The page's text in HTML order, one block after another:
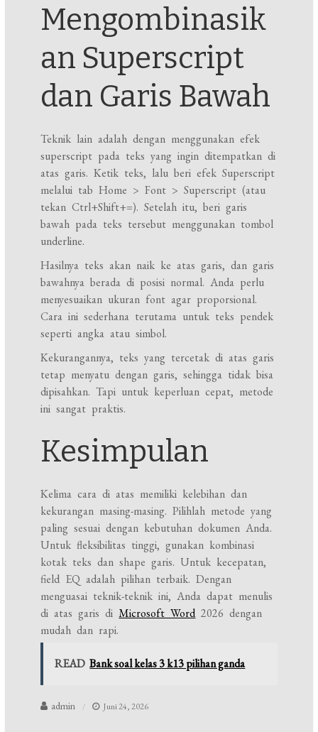
Mengombinasik
an Superscript
dan Garis Bawah
Teknik lain adalah dengan menggunakan efek
superscript pada teks yang ingin ditempatkan di
atas garis. Ketik teks, lalu beri efek Superscript
melalui tab Home > Font > Superscript (atau
tekan Ctrl+Shift+=). Setelah itu, beri garis
bawah pada teks tersebut menggunakan tombol
underline.
Hasilnya teks akan naik ke atas garis, dan garis
bawahnya berada di posisi normal. Anda perlu
menyesuaikan ukuran font agar proporsional.
Cara ini sederhana terutama untuk teks pendek
seperti angka atau simbol.
Kekurangannya, teks yang tercetak di atas garis
tetap menyatu dengan garis, sehingga tidak bisa
dipisahkan. Tapi untuk keperluan cepat, metode
ini sangat praktis.
Kesimpulan
Kelima cara di atas memiliki kelebihan dan
kekurangan masing-masing. Pilihlah metode yang
paling sesuai dengan kebutuhan dokumen Anda.
Untuk fleksibilitas tinggi, gunakan kombinasi
kotak teks dan shape garis. Untuk kecepatan,
field EQ adalah pilihan terbaik. Dengan
menguasai teknik-teknik ini, Anda dapat menulis
di atas garis diMicrosoft Word2026 dengan
mudah dan rapi.
READ Bank soal kelas 3 k13 pilihan ganda
admin Juni 24, 2026